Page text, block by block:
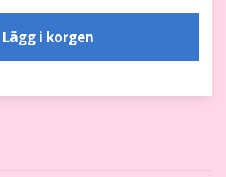
Lägg i korgen